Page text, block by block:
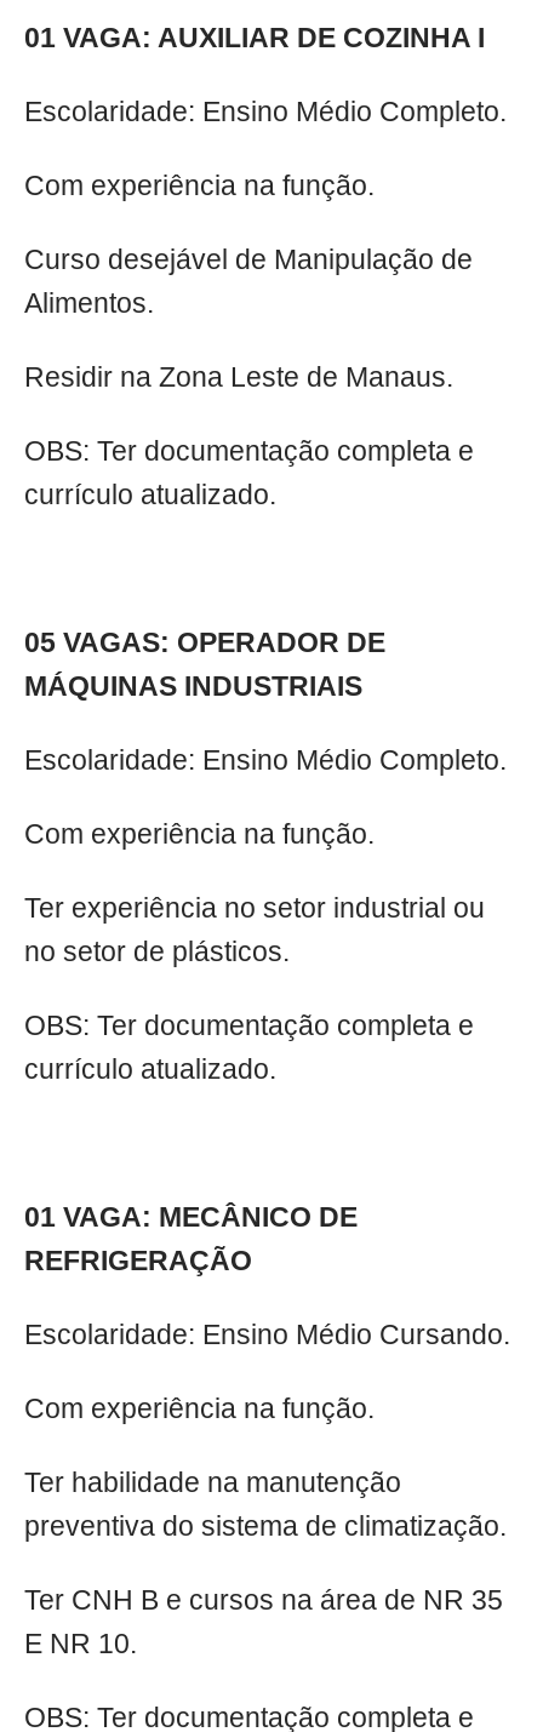
01 VAGA: AUXILIAR DE COZINHA I
Escolaridade: Ensino Médio Completo.
Com experiência na função.
Curso desejável de Manipulação de
Alimentos.
Residir na Zona Leste de Manaus.
OBS: Ter documentação completa e
currículo atualizado.
05 VAGAS: OPERADOR DE
MÁQUINAS INDUSTRIAIS
Escolaridade: Ensino Médio Completo.
Com experiência na função.
Ter experiência no setor industrial ou
no setor de plásticos.
OBS: Ter documentação completa e
currículo atualizado.
01 VAGA: MECÂNICO DE
REFRIGERAÇÃO
Escolaridade: Ensino Médio Cursando.
Com experiência na função.
Ter habilidade na manutenção
preventiva do sistema de climatização.
Ter CNH B e cursos na área de NR 35
E NR 10.
OBS: Ter documentação completa e